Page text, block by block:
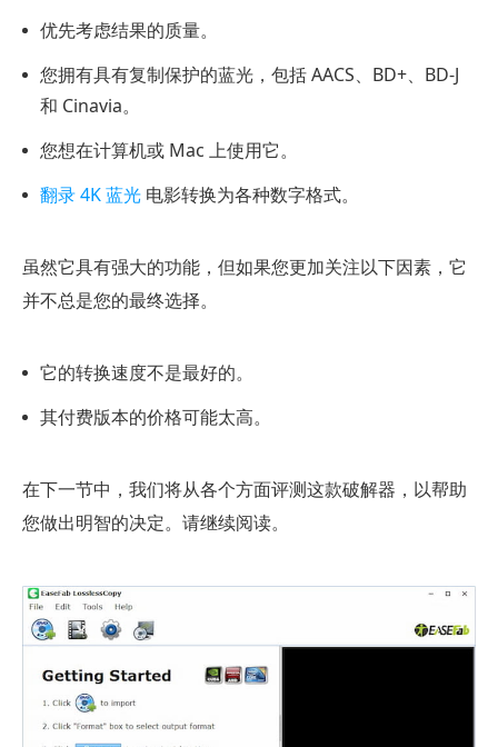
优先考虑结果的质量。
您拥有具有复制保护的蓝光，包括 AACS、BD+、BD-J
和 Cinavia。
您想在计算机或 Mac 上使用它。
翻录 4K 蓝光 电影转换为各种数字格式。
虽然它具有强大的功能，但如果您更加关注以下因素，它
并不总是您的最终选择。
它的转换速度不是最好的。
其付费版本的价格可能太高。
在下一节中，我们将从各个方面评测这款破解器，以帮助
您做出明智的决定。请继续阅读。